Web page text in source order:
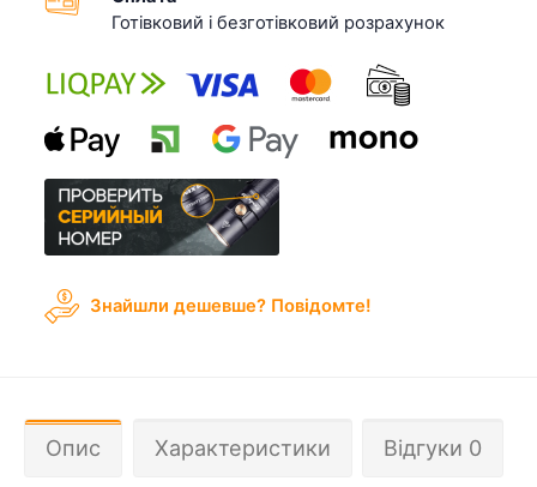
Готівковий і безготівковий розрахунок
Знайшли дешевше? Повідомте!
Опис Характеристики Відгуки 0